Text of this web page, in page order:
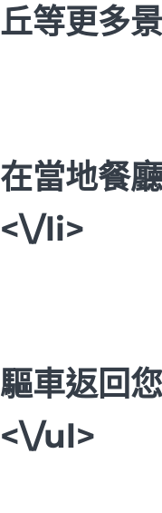
丘等更多
在當地餐
<\/li>
驅車返回
<\/ul>